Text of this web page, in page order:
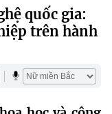
quốc gia:
trên hành